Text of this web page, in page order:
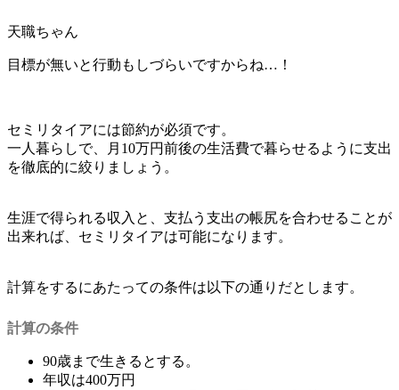
天職ちゃん
目標が無いと行動もしづらいですからね…！
セミリタイアには節約が必須です。
一人暮らしで、月10万円前後の生活費で暮らせるように支出
を徹底的に絞りましょう。
生涯で得られる収入と、支払う支出の帳尻を合わせることが
出来れば、セミリタイアは可能になります。
計算をするにあたっての条件は以下の通りだとします。
計算の条件
90歳まで生きるとする。
年収は400万円